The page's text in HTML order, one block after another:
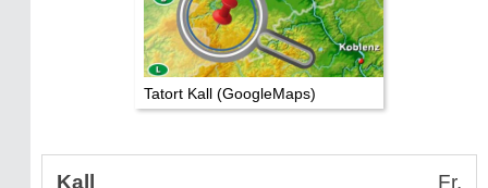
Tatort Kall (GoogleMaps)